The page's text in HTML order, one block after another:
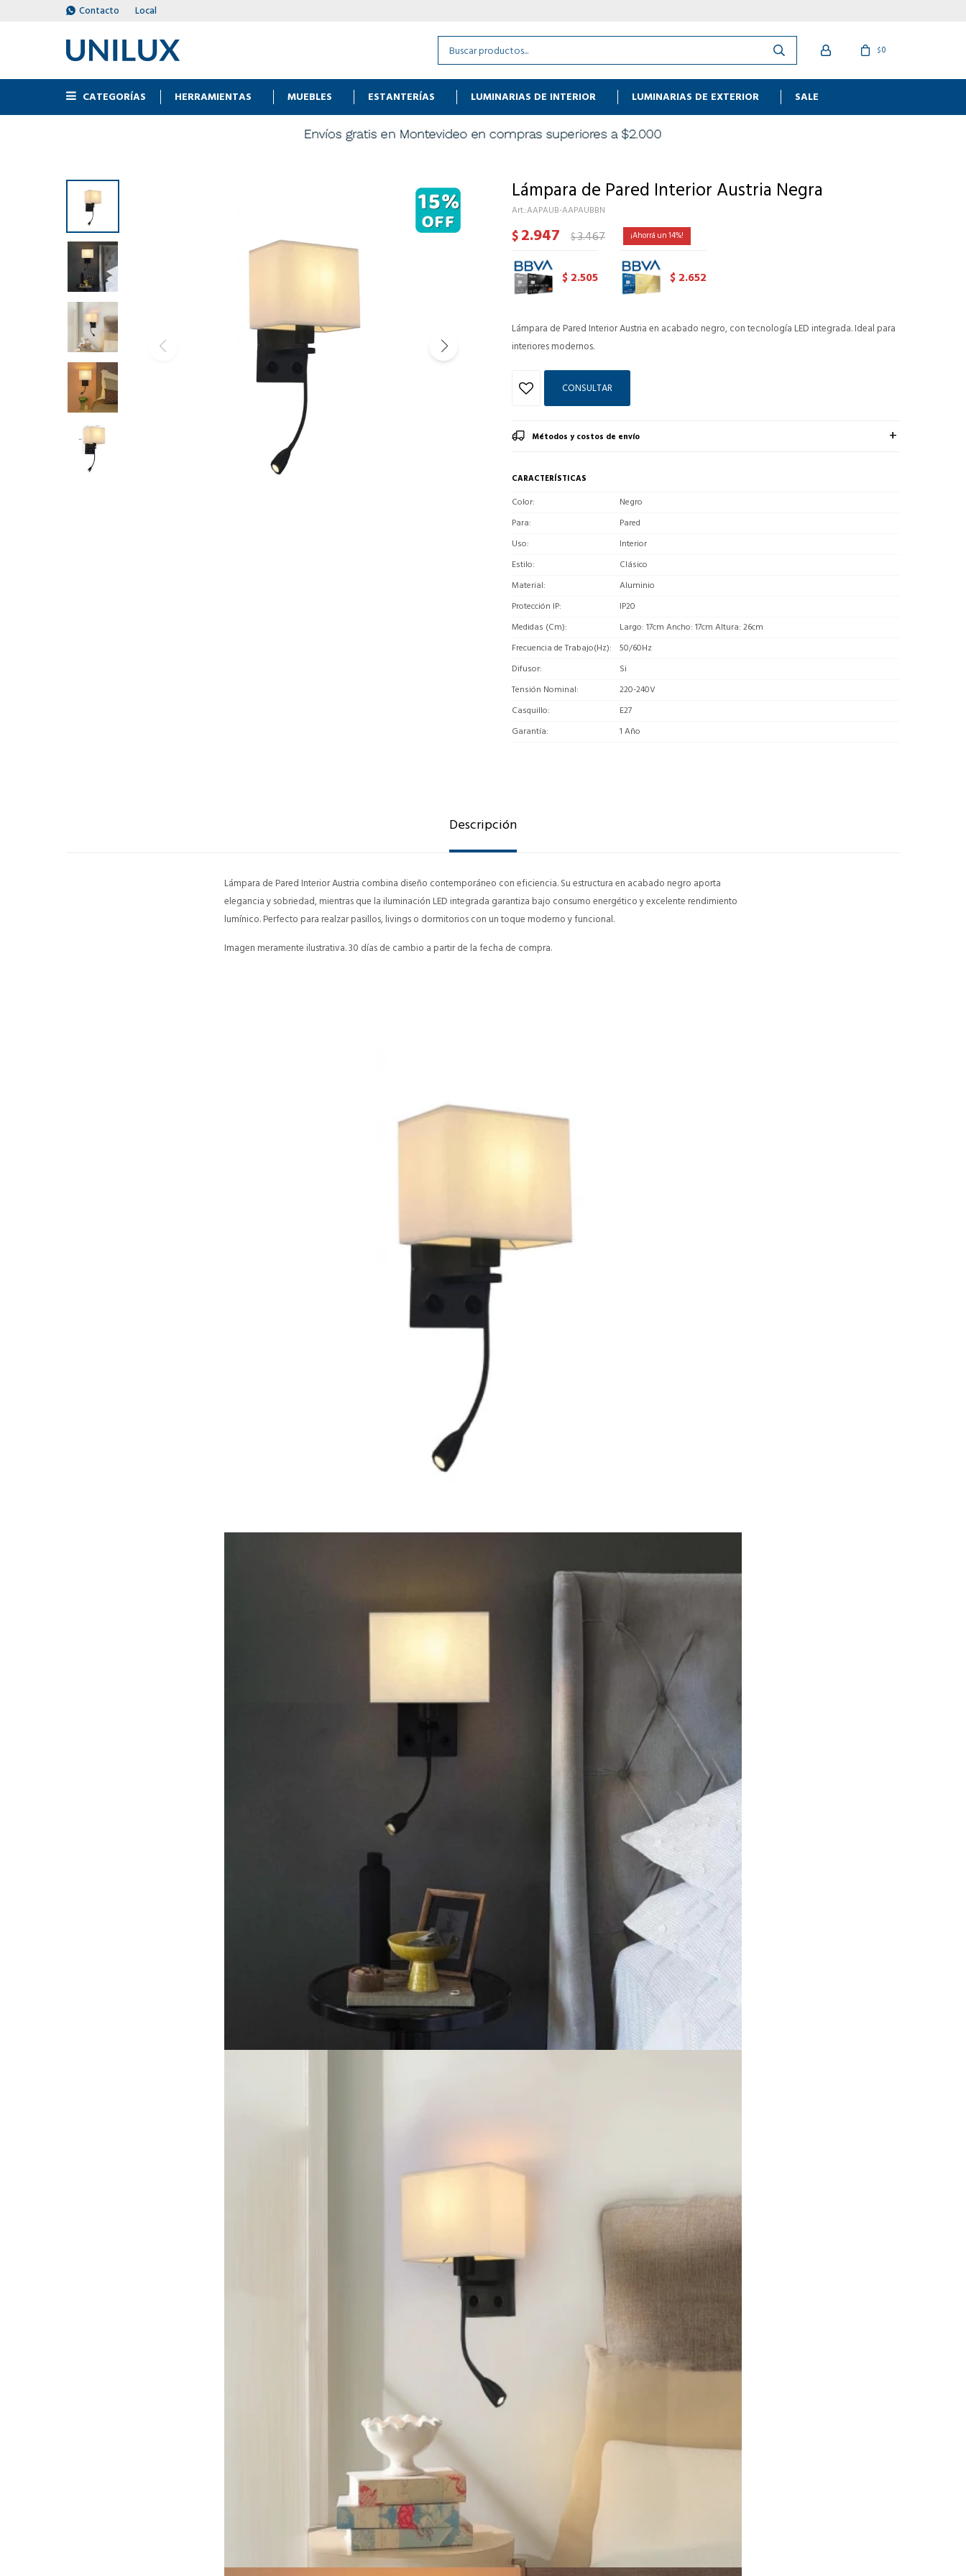
CATEGORÍAS HERRAMIENTAS MUEBLES ESTANTERÍAS LUMINARIAS DE INTERIOR LUMINARIAS DE EXTERIOR SALE
$0
Contacto Local
Lámpara de Pared Interior Austria Negra
AAPAUB-AAPAUBBN
$2.947 $3.467 14
$ 2.505 $ 2.652
Lámpara de Pared Interior Austria en acabado negro, con tecnología LED integrada. Ideal para
interiores modernos.
CONSULTAR
Métodos y costos de envío
CARACTERÍSTICAS
Color
Negro
Para
Pared
Uso
Interior
Estilo
Clásico
Material
Aluminio
Protección IP
IP20
Medidas (Cm)
Largo: 17cm Ancho: 17cm Altura: 26cm
Frecuencia de Trabajo(Hz)
50/60Hz
Difusor
Si
Tensión Nominal
220-240V
Casquillo
E27
Garantía
1 Año
Descripción
Lámpara de Pared Interior Austria combina diseño contemporáneo con eficiencia. Su estructura en acabado negro aporta
elegancia y sobriedad, mientras que la iluminación LED integrada garantiza bajo consumo energético y excelente rendimiento
lumínico. Perfecto para realzar pasillos, livings o dormitorios con un toque moderno y funcional.
Imagen meramente ilustrativa. 30 días de cambio a partir de la fecha de compra.